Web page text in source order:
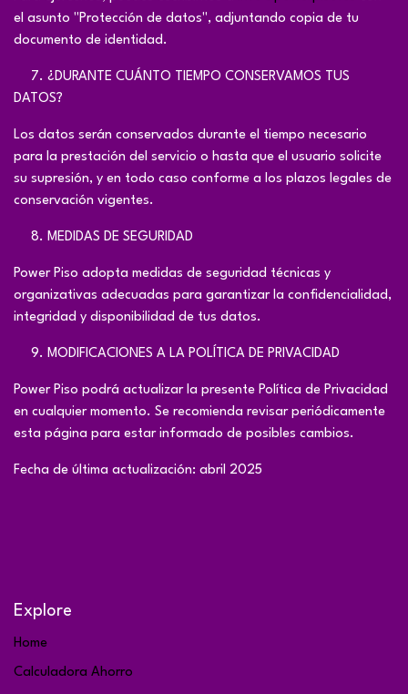
el asunto "Protección de datos", adjuntando copia de tu
documento de identidad.
​7. ¿DURANTE CUÁNTO TIEMPO CONSERVAMOS TUS
DATOS?
Los datos serán conservados durante el tiempo necesario
para la prestación del servicio o hasta que el usuario solicite
su supresión, y en todo caso conforme a los plazos legales de
conservación vigentes.
​8. MEDIDAS DE SEGURIDAD
Power Piso adopta medidas de seguridad técnicas y
organizativas adecuadas para garantizar la confidencialidad,
integridad y disponibilidad de tus datos.
​9. MODIFICACIONES A LA POLÍTICA DE PRIVACIDAD
Power Piso podrá actualizar la presente Política de Privacidad
en cualquier momento. Se recomienda revisar periódicamente
esta página para estar informado de posibles cambios.
Fecha de última actualización: abril 2025
Explore
Home
Calculadora Ahorro